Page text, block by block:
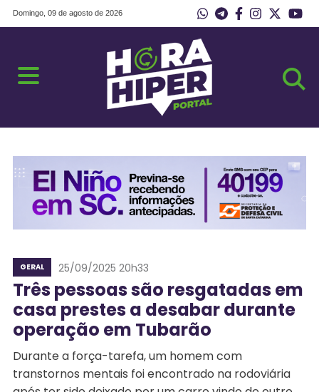
Domingo, 09 de agosto de 2026
GERAL 25/09/2025 20h33
Três pessoas são resgatadas em
casa prestes a desabar durante
operação em Tubarão
Durante a força-tarefa, um homem com
transtornos mentais foi encontrado na rodoviária